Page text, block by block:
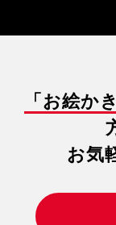
「お絵か
お気